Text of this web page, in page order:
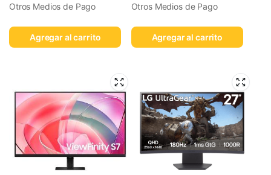
Otros Medios de Pago
Agregar al carrito
Otros Medios de Pago
Agregar al carrito